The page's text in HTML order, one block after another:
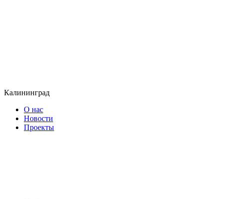
Калининград
О нас
Новости
Проекты